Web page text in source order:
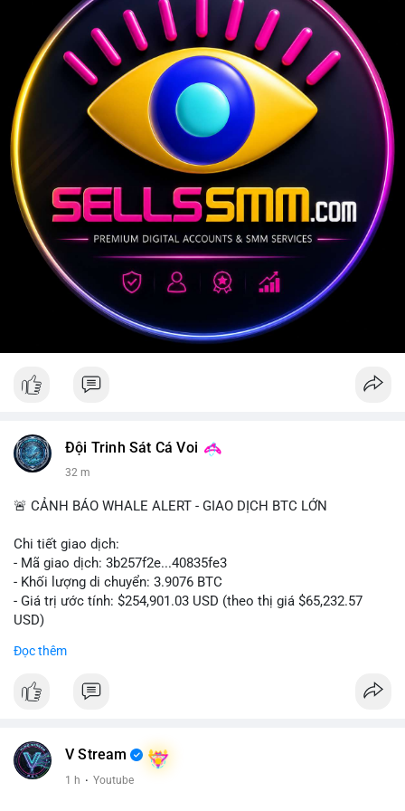
Đội Trinh Sát Cá Voi
32 m
🚨 CẢNH BÁO WHALE ALERT - GIAO DỊCH BTC LỚN
Chi tiết giao dịch:
- Mã giao dịch: 3b257f2e...40835fe3
- Khối lượng di chuyển: 3.9076 BTC
- Giá trị ước tính: $254,901.03 USD (theo thị giá $65,232.57
USD)
255 nghìn USD) được chuyển trong một giao dịch duy nhất cho
chuyển một phần nhỏ trong tổng thể nắm giữ (thường là ví lớn
hàng trăm BTC) phản ánh hành vi thăm dò thanh khoản hoặc
Đọc thêm
V Stream
1 h · Youtube